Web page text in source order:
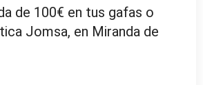
de 100€ en tus gafas o
Jomsa, en Miranda de